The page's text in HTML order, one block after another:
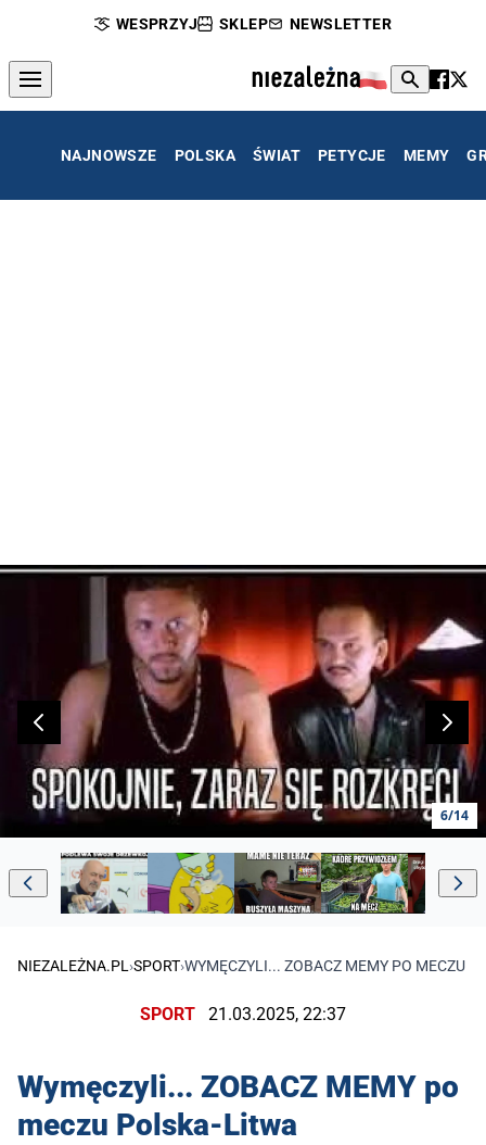
WESPRZYJ SKLEP NEWSLETTER
NAJNOWSZE POLSKA ŚWIAT PETYCJE MEMY
6/14
NIEZALEŻNA.PL ›SPORT›WYMĘCZYLI... ZOBACZ MEMY PO MECZU
SPORT 21.03.2025, 22:37
Wymęczyli... ZOBACZ MEMY po
meczu Polska-Litwa